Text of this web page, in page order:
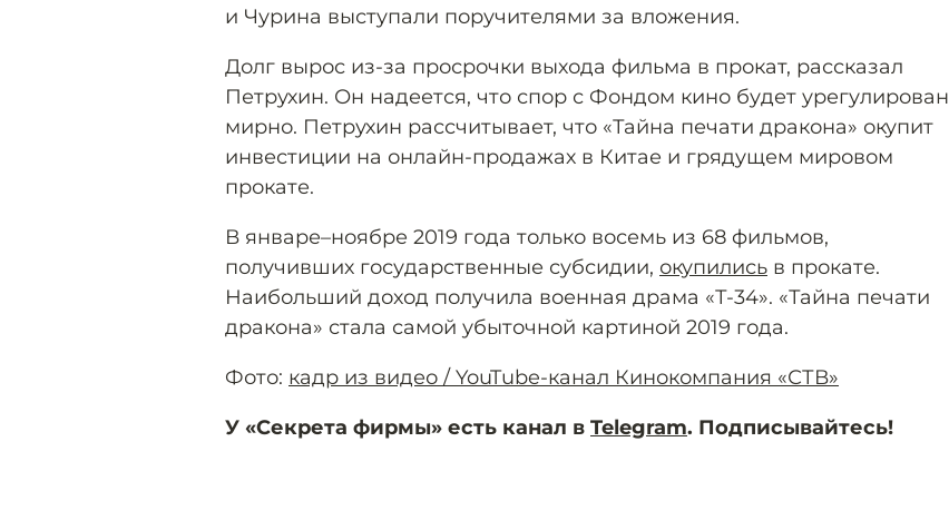
и Чурина выступали поручителями за вложения.
Долг вырос из-за просрочки выхода фильма в прокат, рассказал
Петрухин. Он надеется, что спор с Фондом кино будет урегулирован
мирно. Петрухин рассчитывает, что «Тайна печати дракона» окупит
инвестиции на онлайн-продажах в Китае и грядущем мировом
прокате.
В январе–ноябре 2019 года только восемь из 68 фильмов,
получивших государственные субсидии, окупились в прокате.
Наибольший доход получила военная драма «Т-34». «Тайна печати
дракона» стала самой убыточной картиной 2019 года.
Фото: кадр из видео / YouTube-канал Кинокомпания «СТВ»
У «Секрета фирмы» есть канал в Telegram. Подписывайтесь!